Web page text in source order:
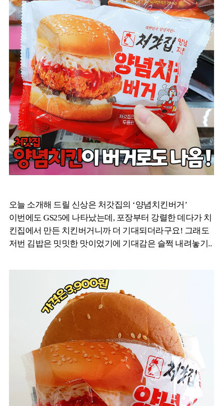
오늘 소개해 드릴 신상은 처갓집의 ‘양념치킨버거’
이번에도 GS25에 나타났는데, 포장부터 강렬한 데다가 치
킨집에서 만든 치킨버거니까 더 기대되더라구요! 그래도
저번 김밥은 밋밋한 맛이었기에 기대감은 슬쩍 내려놓기..